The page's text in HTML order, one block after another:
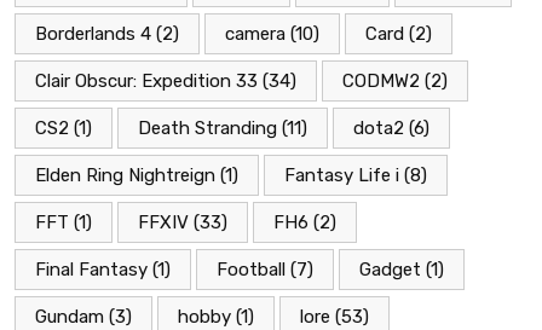
Borderlands 4 (2) camera (10) Card (2)
Clair Obscur: Expedition 33 (34) CODMW2 (2)
CS2 (1) Death Stranding (11) dota2 (6)
Elden Ring Nightreign (1) Fantasy Life i (8)
FFT (1) FFXIV (33) FH6 (2)
Final Fantasy (1) Football (7) Gadget (1)
Gundam (3) hobby (1) lore (53)